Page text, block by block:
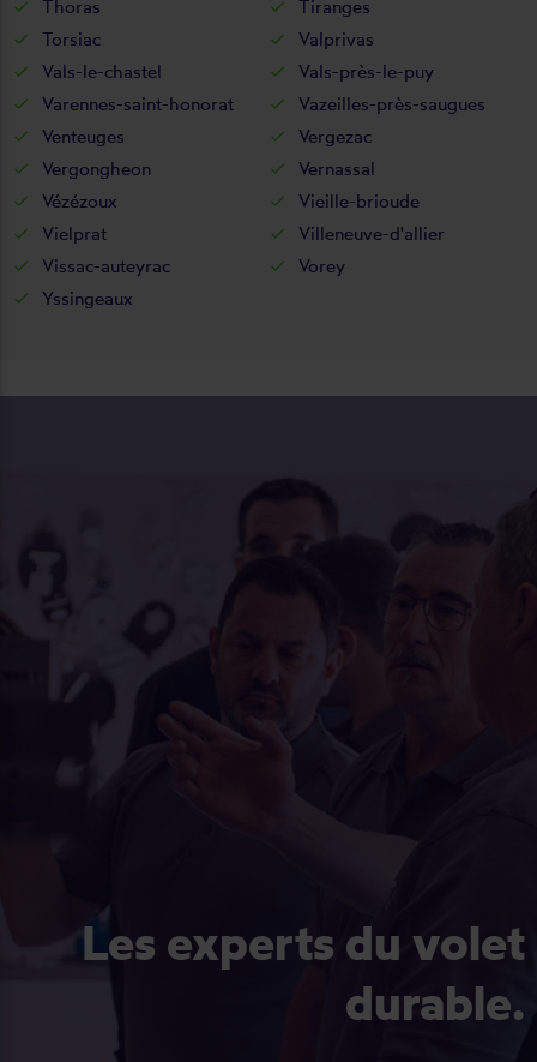
Thoras
Tiranges
Torsiac
Valprivas
Vals-le-chastel
Vals-près-le-puy
Varennes-saint-honorat
Vazeilles-près-saugues
Venteuges
Vergezac
Vergongheon
Vernassal
Vézézoux
Vieille-brioude
Vielprat
Villeneuve-d'allier
Vissac-auteyrac
Vorey
Yssingeaux
Les experts du volet
durable.